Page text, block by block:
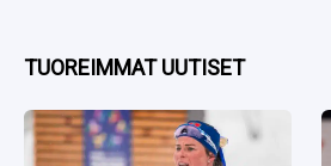
TUOREIMMAT UUTISET